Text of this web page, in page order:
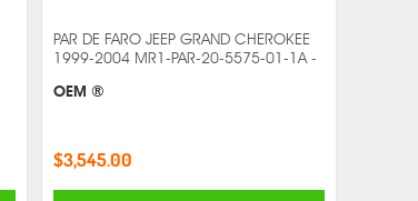
PAR DE FARO JEEP GRAND CHEROKEE
1999-2004 MR1-PAR-20-5575-01-1A -
OEM ®
$3,545.00